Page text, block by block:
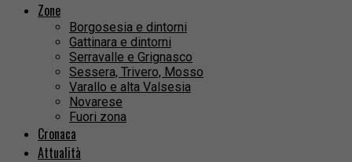
Zone
Borgosesia e dintorni
Gattinara e dintorni
Serravalle e Grignasco
Sessera, Trivero, Mosso
Varallo e alta Valsesia
Novarese
Fuori zona
Cronaca
Attualità